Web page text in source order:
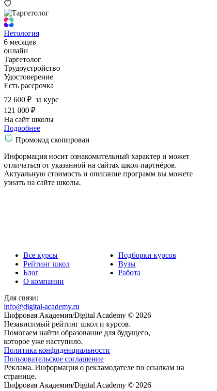
Нетология
6 месяцев
онлайн
Таргетолог
Трудоустройство
Удостоверение
Есть рассрочка
72 600 ₽ за курс
121 000 ₽
На сайт школы
Подробнее
Промокод скопирован
Информация носит ознакомительный характер и может
отличаться от указанной на сайтах школ-партнёров.
Актуальную стоимость и описание программ вы можете
узнать на сайте школы.
Все курсы
Подборки курсов
Рейтинг школ
Вузы
Блог
Работа
О компании
Для связи:
info@digital-academy.ru
Цифровая Академия/Digital Academy © 2026
Независимый рейтинг школ и курсов.
Помогаем найти образование для будущего,
которое уже наступило.
Политика конфиденциальности
Пользовательское соглашение
Реклама. Информация о рекламодателе по ссылкам на
странице.
Цифровая Академия/Digital Academy © 2026